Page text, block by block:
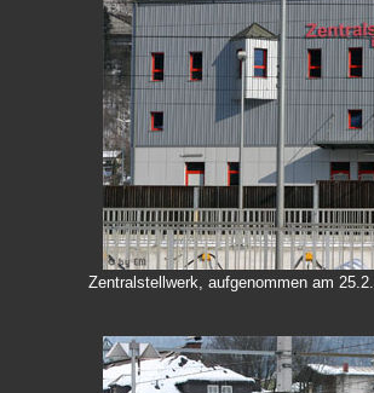
Zentralstellwerk, aufgenommen am 25.2.